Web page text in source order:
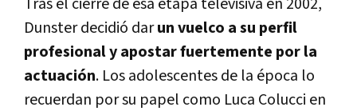
Dunster decidió darun vuelco a su perfil
profesional y apostar fuertemente por la
actuación. Los adolescentes de la época lo
recuerdan por su papel como Luca Colucci en